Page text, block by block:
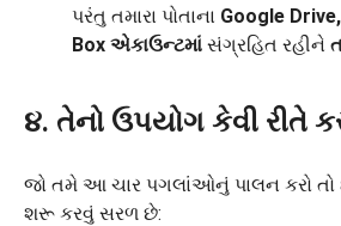
પરંતુ તમારા પોતાના Google
Box એકાઉન્ટમાં સંગ્રહિત રહીને
૪. તેનો ઉપયોગ કેવી રીતે
જો તમે આ ચાર પગલાંઓનું પાલન કરો તો
શરૂ કરવું સરળ છે: